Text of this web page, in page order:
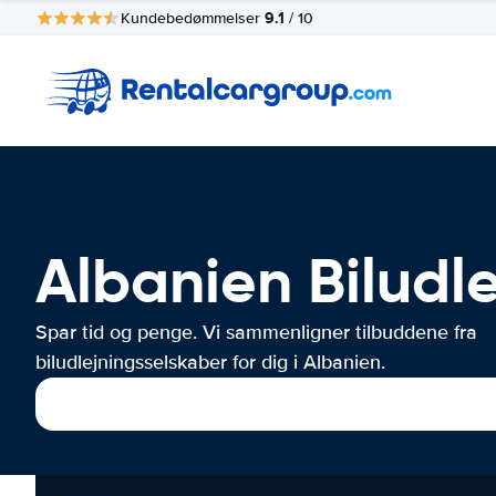
Kundebedømmelser 9.1 / 10
Albanien
Spar tid og penge. Vi sammenligner tilbuddene fra
biludlejningsselskaber for dig i Albanien.